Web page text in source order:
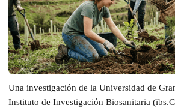
Una investigación de la Universidad de
Instituto de Investigación Biosanitaria